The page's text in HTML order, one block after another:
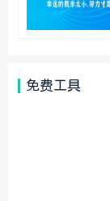
免费工具